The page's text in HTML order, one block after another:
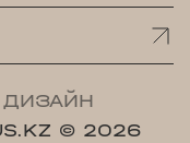
ДИЗАЙН
© 2026